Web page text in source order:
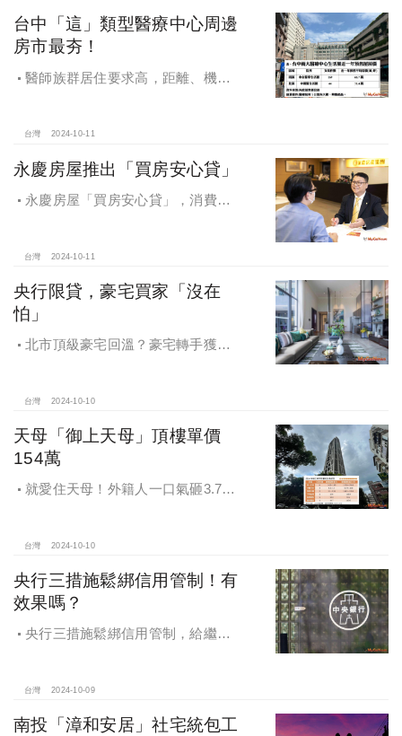
台中「這」類型醫療中心周邊
房市最夯！
醫師族群居住要求高，距離、機能
台灣 2024-10-11
永慶房屋推出「買房安心貸」
永慶房屋「買房安心貸」，消費者
產交易安全
台灣 2024-10-11
央行限貸，豪宅買家「沒在
怕」
北市頂級豪宅回溫？豪宅轉手獲利
台灣 2024-10-10
天母「御上天母」頂樓單價
154萬
就愛住天母！外籍人一口氣砸3.78
台灣 2024-10-10
央行三措施鬆綁信用管制！有
效果嗎？
央行三措施鬆綁信用管制，給繼
台灣 2024-10-09
南投「漳和安居」社宅統包工